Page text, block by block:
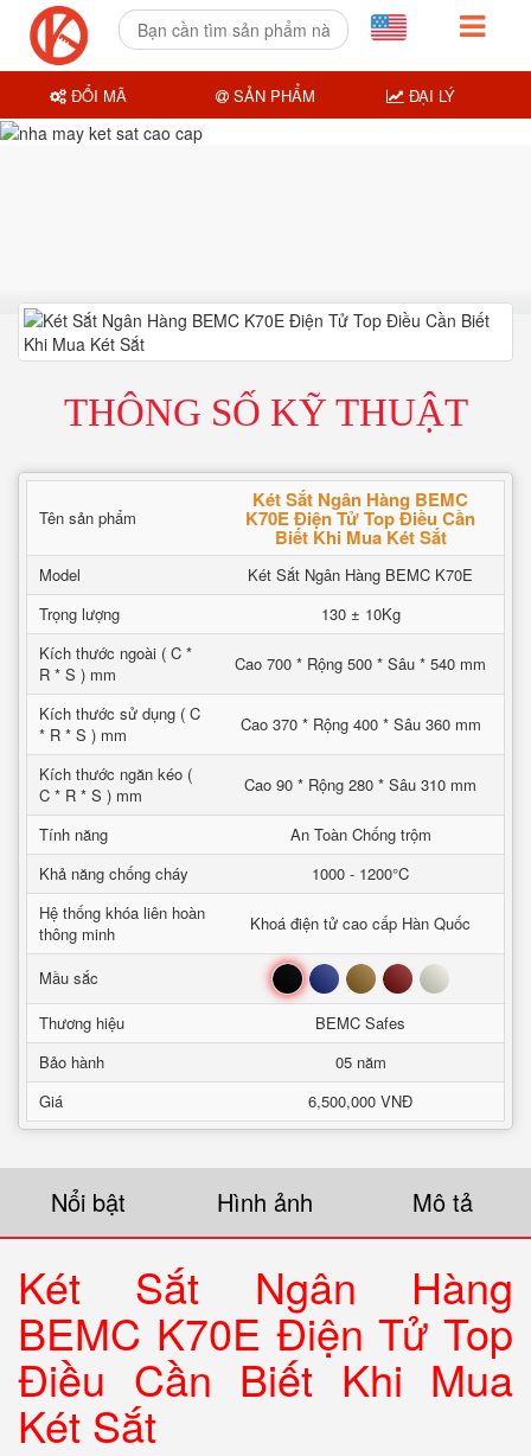
THÔNG SỐ KỸ THUẬT
Tên sản phẩm
Két Sắt Ngân Hàng BEMC
K70E Điện Tử Top Điều Cần
Biết Khi Mua Két Sắt
Model
Két Sắt Ngân Hàng BEMC K70E
Trọng lượng
130 ± 10Kg
Kích thước ngoài ( C *
R * S ) mm
Cao 700 * Rộng 500 * Sâu * 540 mm
Kích thước sử dụng ( C
* R * S ) mm
Cao 370 * Rộng 400 * Sâu 360 mm
Kích thước ngăn kéo (
C * R * S ) mm
Cao 90 * Rộng 280 * Sâu 310 mm
Tính năng
An Toàn Chống trộm
Khả năng chống cháy
1000 - 1200°C
Hệ thống khóa liên hoàn
thông minh
Khoá điện tử cao cấp Hàn Quốc
Mầu sắc Đen Xanh Nâu Đỏ Trắng
Thương hiệu
BEMC Safes
Bảo hành
05 năm
Giá
6,500,000 VNĐ
Nổi bật Hình ảnh Mô tả
Két Sắt Ngân Hàng
BEMC K70E Điện Tử Top
Điều Cần Biết Khi Mua
Két Sắt
ĐỔI MÃ SẢN PHẨM ĐẠI LÝ